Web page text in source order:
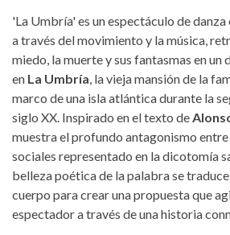
'La Umbría' es un espectáculo de
a través del movimiento y la música,
miedo, la muerte y sus fantasmas en un
en La Umbría, la vieja mansión de la
marco de una isla atlántica durante la
siglo XX. Inspirado en el texto de
muestra el profundo antagonismo
sociales representado en la dicotomía
belleza poética de la palabra se
cuerpo para crear una propuesta que
espectador a través de una historia